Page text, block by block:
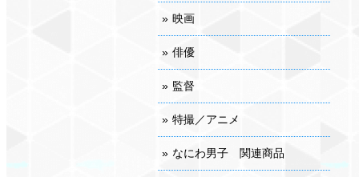
映画
俳優
監督
特撮／アニメ
なにわ男子 関連商品